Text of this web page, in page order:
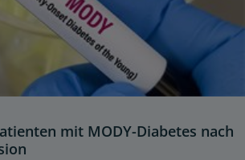
mit MODY-Diabetes nach